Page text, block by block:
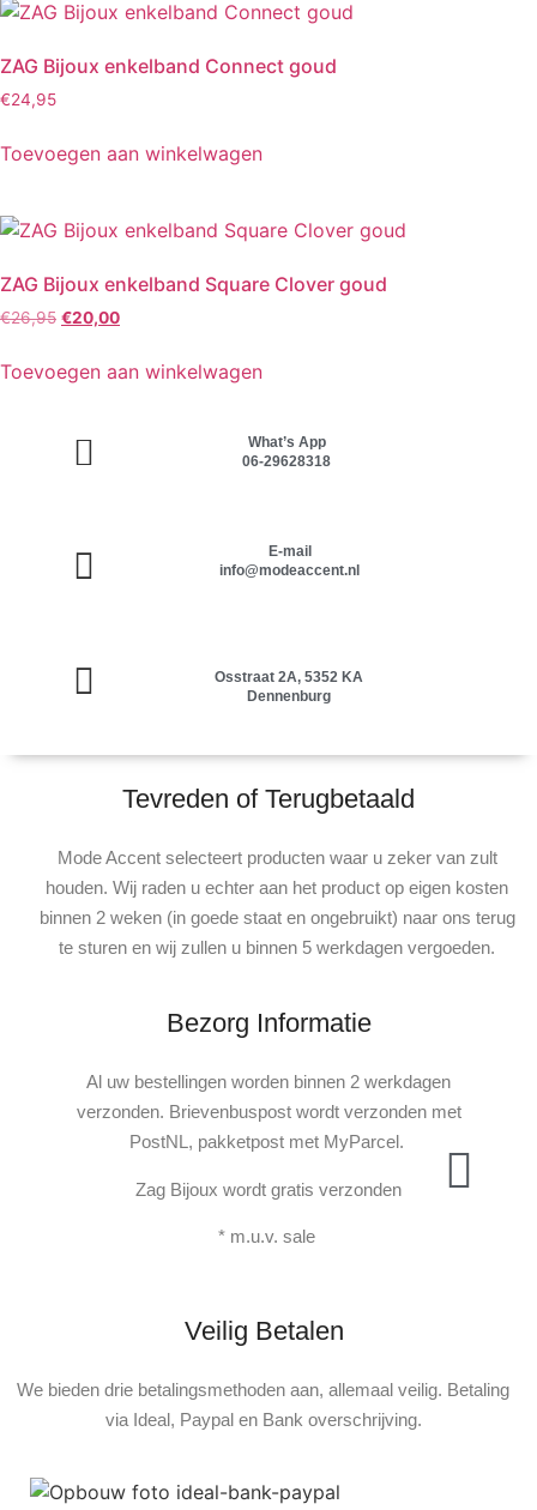
ZAG Bijoux enkelband Connect goud
€24,95
Toevoegen aan winkelwagen
ZAG Bijoux enkelband Square Clover goud
€26,95 €20,00
Toevoegen aan winkelwagen
What’s App
06-29628318
E-mail
info@modeaccent.nl
Osstraat 2A, 5352 KA
Dennenburg
Tevreden of Terugbetaald
Mode Accent selecteert producten waar u zeker van zult
houden. Wij raden u echter aan het product op eigen kosten
binnen 2 weken (in goede staat en ongebruikt) naar ons terug
te sturen en wij zullen u binnen 5 werkdagen vergoeden.
Bezorg Informatie
Al uw bestellingen worden binnen 2 werkdagen
verzonden. Brievenbuspost wordt verzonden met
PostNL, pakketpost met MyParcel.
Zag Bijoux wordt gratis verzonden
* m.u.v. sale
Veilig Betalen
We bieden drie betalingsmethoden aan, allemaal veilig. Betaling
via Ideal, Paypal en Bank overschrijving.